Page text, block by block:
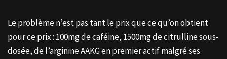
Le problème n’est pas tant le prix que ce qu’on obtient
pour ce prix : 100mg de caféine, 1500mg de citrulline sous-
dosée, de l’arginine AAKG en premier actif malgré ses